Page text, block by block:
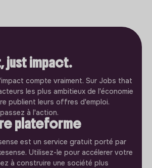
just impact.
compte vraiment. Sur Jobs that
les plus ambitieux de l'économie
publient leurs offres d'emploi.
à l'action.
plateforme
est un service gratuit porté par
Utilisez-le pour accélerer votre
à construire une société plus